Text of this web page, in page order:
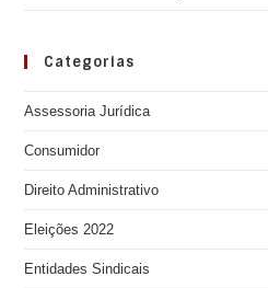
Categorias
Assessoria Jurídica
Consumidor
Direito Administrativo
Eleições 2022
Entidades Sindicais